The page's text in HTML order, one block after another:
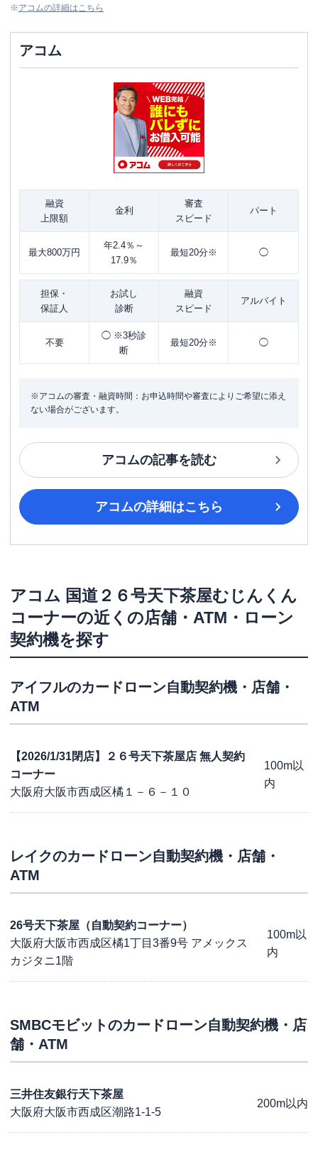
※アコムの詳細はこちら
アコム
融資
上限額
金利
審査
スピード
パート
最大800万円
年2.4％～
17.9％
最短20分※ ◯
担保・
保証人
お試し
診断
融資
スピード
アルバイト
不要
◯ ※3秒診
断
最短20分※ ◯
※アコムの審査・融資時間：お申込時間や審査によりご希望に添え
ない場合がございます。
アコムの記事を読む
アコムの詳細はこちら
アコム 国道２６号天下茶屋むじんくん
コーナーの近くの店舗・ATM・ローン
契約機を探す
アイフルのカードローン自動契約機・店舗・
ATM
【2026/1/31閉店】２６号天下茶屋店 無人契約
コーナー
大阪府大阪市西成区橘１－６－１０
100m以
内
レイクのカードローン自動契約機・店舗・
ATM
26号天下茶屋（自動契約コーナー）
大阪府大阪市西成区橘1丁目3番9号 アメックス
カジタニ1階
100m以
内
SMBCモビットのカードローン自動契約機・店
舗・ATM
三井住友銀行天下茶屋
大阪府大阪市西成区潮路1-1-5
200m以内